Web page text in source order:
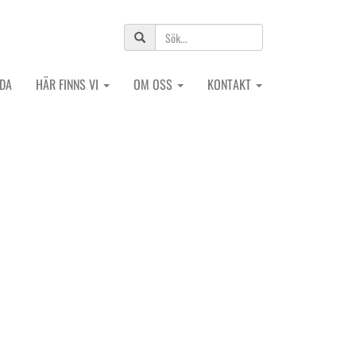
HÄR FINNS VI OM OSS KONTAKT